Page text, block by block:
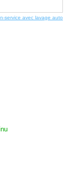
service avec lavage auto